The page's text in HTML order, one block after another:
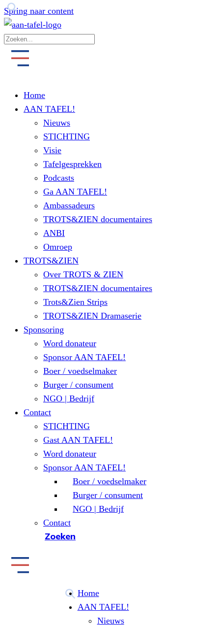
Spring naar content
Home
AAN TAFEL!
Nieuws
STICHTING
Visie
Tafelgesprekken
Podcasts
Ga AAN TAFEL!
Ambassadeurs
TROTS&ZIEN documentaires
ANBI
Omroep
TROTS&ZIEN
Over TROTS & ZIEN
TROTS&ZIEN documentaires
Trots&Zien Strips
TROTS&ZIEN Dramaserie
Sponsoring
Word donateur
Sponsor AAN TAFEL!
Boer / voedselmaker
Burger / consument
NGO | Bedrijf
Contact
STICHTING
Gast AAN TAFEL!
Word donateur
Sponsor AAN TAFEL!
Boer / voedselmaker
Burger / consument
NGO | Bedrijf
Contact
Zoeken
Home
AAN TAFEL!
Nieuws